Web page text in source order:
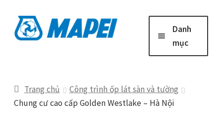
Đi
đến
Chuyển
đến
Danh
mục
Giải Pháp Xây Dựng
Trang chủ
Công trình ốp lát sàn và tường
Chung cư cao cấp Golden Westlake – Hà Nội